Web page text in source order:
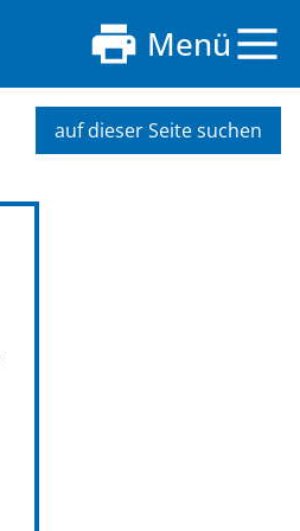
Menü
auf dieser Seite suchen